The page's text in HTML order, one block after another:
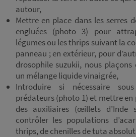
autour,
Mettre en place dans les serres
engluées (photo 3) pour
légumes ou les thrips suivant la
panneau ; en extérieur, pour
drosophile suzukii, nous plaçons
un mélange liquide vinaigrée,
Introduire si nécessaire
prédateurs (photo 1) et mettre en
des auxiliaires (œillets
contrôler les populations
thrips, de chenilles de tuta